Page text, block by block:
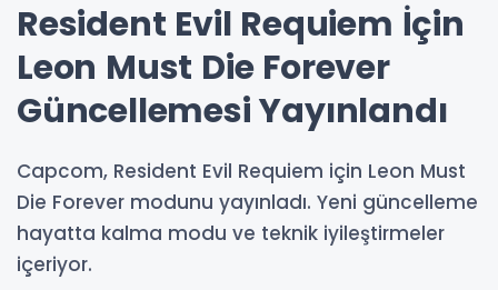
Resident Evil Requiem İçin
Leon Must Die Forever
Güncellemesi Yayınlandı
Capcom, Resident Evil Requiem için Leon Must
Die Forever modunu yayınladı. Yeni güncelleme
hayatta kalma modu ve teknik iyileştirmeler
içeriyor.